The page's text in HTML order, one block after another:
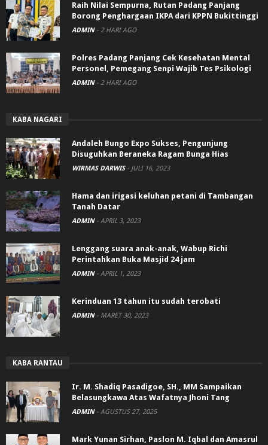
Raih Nilai Sempurna, Rutan Padang Panjang
Borong Penghargaan IKPA dari KPPN Bukittinggi
ADMIN - 2 HARI AGO
Polres Padang Panjang Cek Kesehatan Mental
Personel, Pemegang Senpi Wajib Tes Psikologi
ADMIN - 2 HARI AGO
KABA NAGARI
Andaleh Bungo Expo Sukses, Pengunjung
Disuguhkan Beraneka Ragam Bunga Hias
WIRMAS DARWIS - JULI 16, 2023
Hama dan irigasi keluhan petani di Tambangan
Tanah Datar
ADMIN - APRIL 3, 2023
Lenggang suara anak-anak, Wabup Richi
Perintahkan Buka Masjid 24 jam
ADMIN - APRIL 1, 2023
Kerinduan 13 tahun itu sudah terobati
ADMIN - MARET 30, 2023
KABA RANTAU
Ir. M. Shadiq Pasadigoe, SH., MM Sampaikan
Belasungkawa Atas Wafatnya Jhoni Tang
ADMIN - AGUSTUS 27, 2025
Mark Yunan Sirhan, Paslon M. Iqbal dan Amasrul